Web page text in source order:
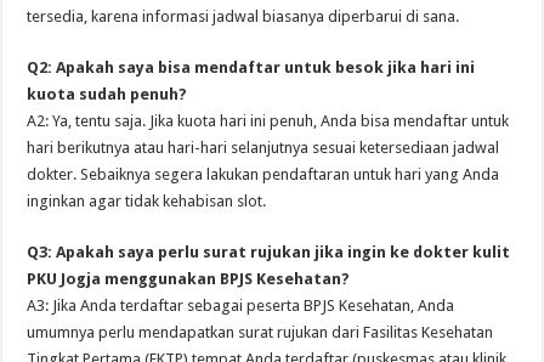
tersedia, karena informasi jadwal biasanya diperbarui di sana.
Q2: Apakah saya bisa mendaftar untuk besok jika hari ini
kuota sudah penuh?
A2: Ya, tentu saja. Jika kuota hari ini penuh, Anda bisa mendaftar untuk
hari berikutnya atau hari-hari selanjutnya sesuai ketersediaan jadwal
dokter. Sebaiknya segera lakukan pendaftaran untuk hari yang Anda
inginkan agar tidak kehabisan slot.
Q3: Apakah saya perlu surat rujukan jika ingin ke dokter kulit
PKU Jogja menggunakan BPJS Kesehatan?
A3: Jika Anda terdaftar sebagai peserta BPJS Kesehatan, Anda
umumnya perlu mendapatkan surat rujukan dari Fasilitas Kesehatan